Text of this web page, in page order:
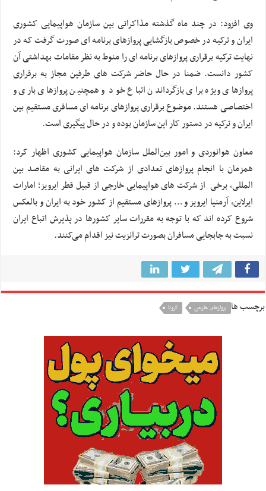
وی افزود: در چند ماه گذشته مذاکراتی بین سازمان هواپیمایی کشوری
ایران و ترکیه در خصوص بازگشایی پروازهای برنامه ای صورت گرفت که در
نهایت ترکیه برقراری پروازهای برنامه ای را منوط به نظر مقامات بهداشتی آن
کشور دانست. ضمنا در حال حاضر شرکت های طرفین مجاز به برقراری
پروازهای ویژه برای بازگرداندن اتباع خود و همچنین پروازهای باری و
اختصاصی هستند. موضوع برقراری پروازهای برنامه ای مسافری مستقیم بین
ایران و ترکیه در دستور کار این سازمان بوده و در حال پیگیری است.
معاون هوانوردی و امور بین‌الملل سازمان هواپیمایی کشوری اظهار کرد:
همزمان با انجام پروازهای تعدادی از شرکت های ایرانی به مقاصد بین
المللی، برخی از شرکت های هواپیمایی خارجی از قبیل قطر ایرویز؛ امارات
ایرلاین، آرمنیا ایرویز و … پروازهای مستقیم از کشور خود به ایران و بالعکس
شروع کرده اند که با توجه به مقررات سایر کشورها در پذیرش اتباع ایران
نسبت به جابجایی مسافران بصورت ترانزیت نیز اقدام می‌کنند.
برچسب ها پروازهای خارجی کرونا